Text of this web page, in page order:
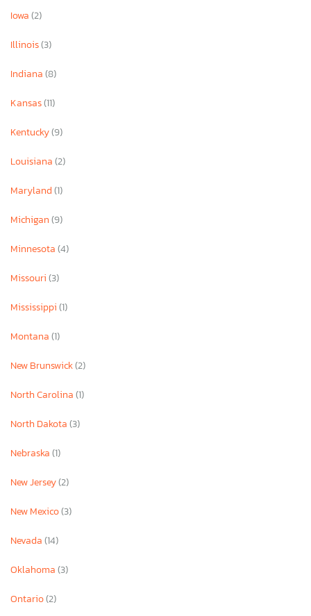
Iowa(2)
Illinois(3)
Indiana(8)
Kansas(11)
Kentucky(9)
Louisiana(2)
Maryland(1)
Michigan(9)
Minnesota(4)
Missouri(3)
Mississippi(1)
Montana(1)
New Brunswick(2)
North Carolina(1)
North Dakota(3)
Nebraska(1)
New Jersey(2)
New Mexico(3)
Nevada(14)
Oklahoma(3)
Ontario(2)